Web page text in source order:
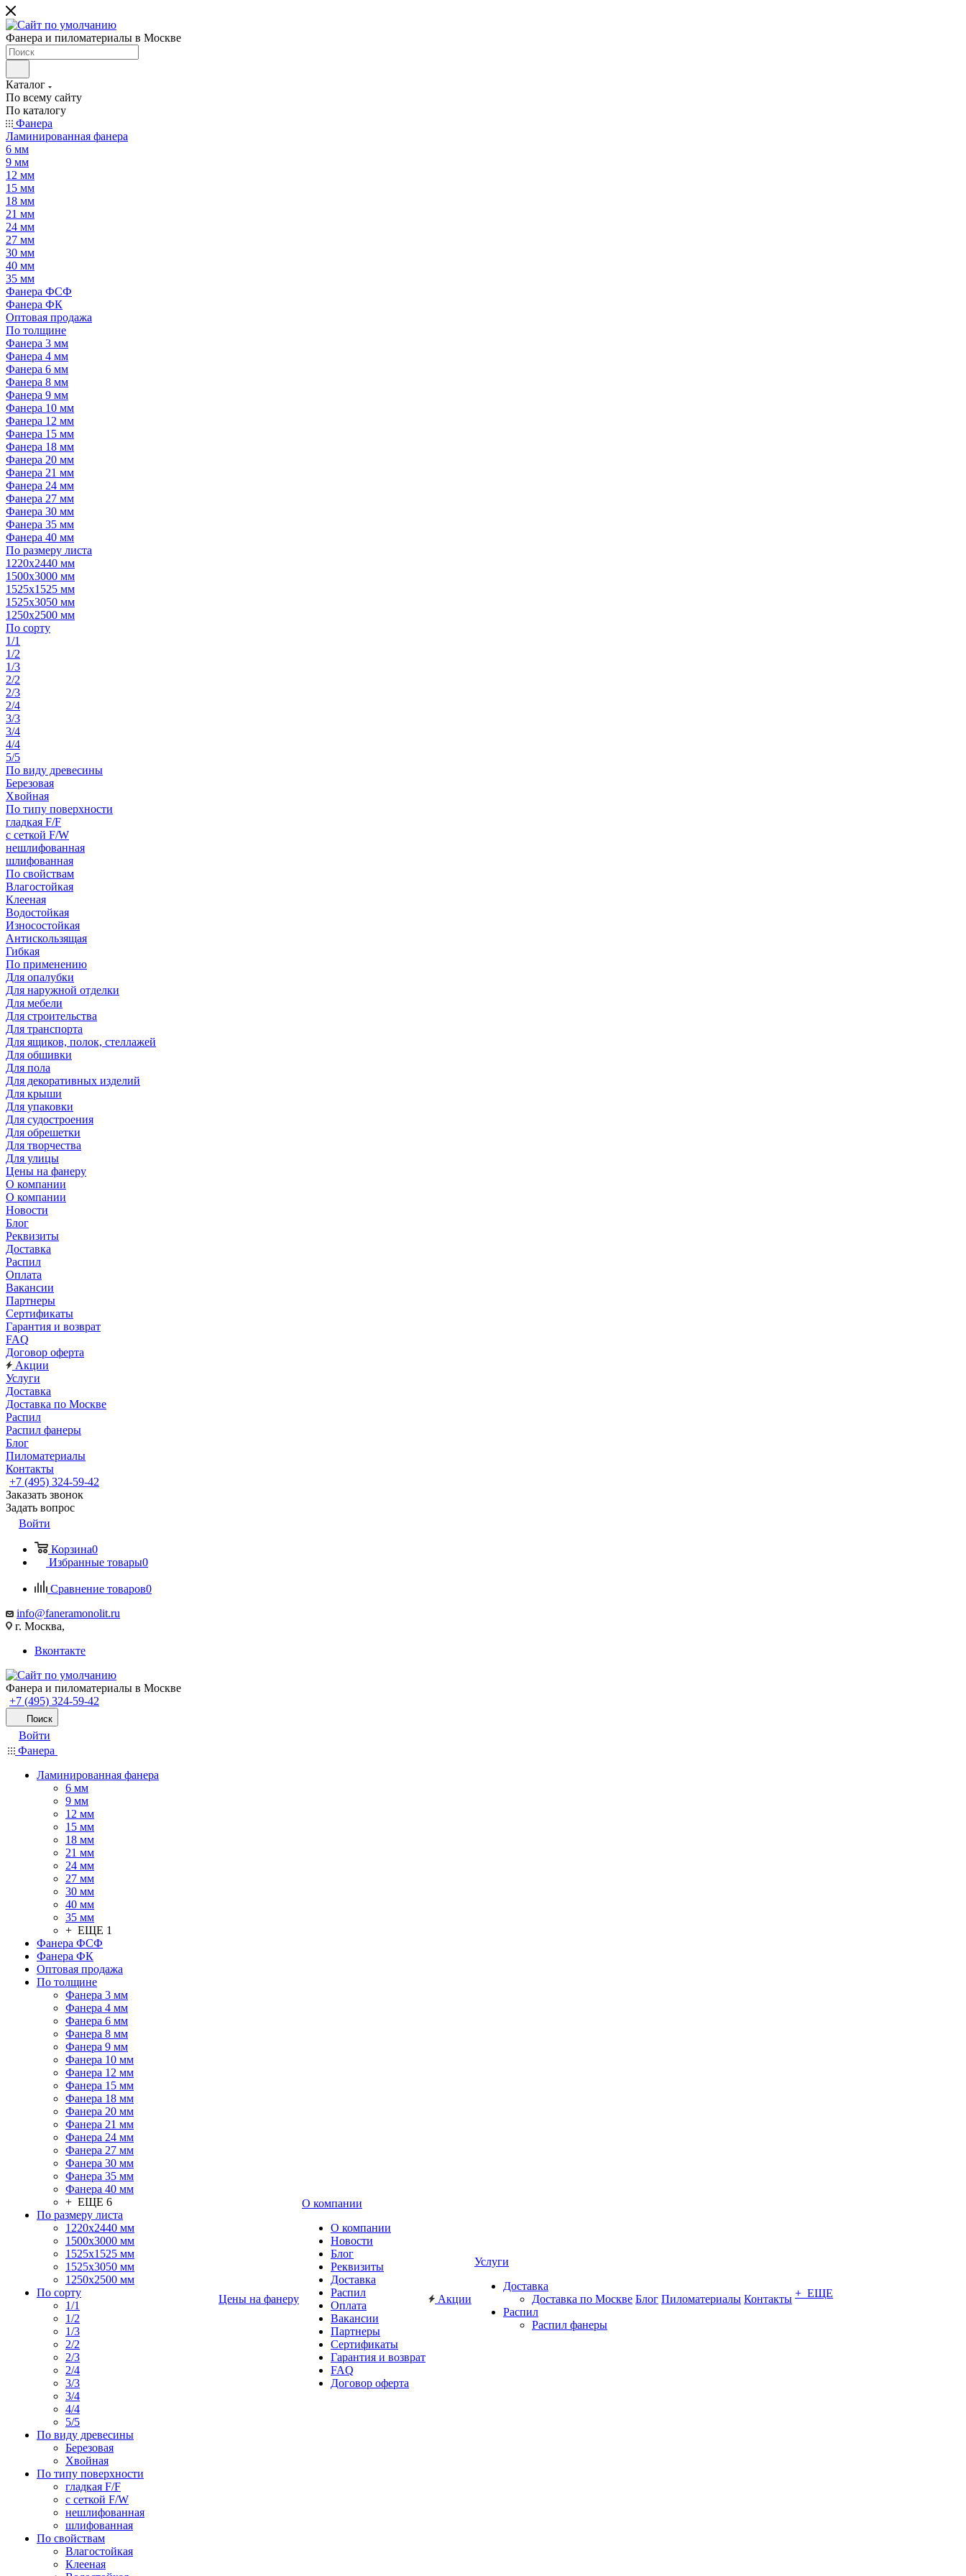
Фанера и пиломатериалы в Москве
Каталог
По всему сайту
По каталогу
Фанера
Ламинированная фанера
6 мм
9 мм
12 мм
15 мм
18 мм
21 мм
24 мм
27 мм
30 мм
40 мм
35 мм
Фанера ФСФ
Фанера ФК
Оптовая продажа
По толщине
Фанера 3 мм
Фанера 4 мм
Фанера 6 мм
Фанера 8 мм
Фанера 9 мм
Фанера 10 мм
Фанера 12 мм
Фанера 15 мм
Фанера 18 мм
Фанера 20 мм
Фанера 21 мм
Фанера 24 мм
Фанера 27 мм
Фанера 30 мм
Фанера 35 мм
Фанера 40 мм
По размеру листа
1220х2440 мм
1500х3000 мм
1525x1525 мм
1525х3050 мм
1250х2500 мм
По сорту
1/1
1/2
1/3
2/2
2/3
2/4
3/3
3/4
4/4
5/5
По виду древесины
Березовая
Хвойная
По типу поверхности
гладкая F/F
с сеткой F/W
нешлифованная
шлифованная
По свойствам
Влагостойкая
Клееная
Водостойкая
Износостойкая
Антискользящая
Гибкая
По применению
Для опалубки
Для наружной отделки
Для мебели
Для строительства
Для транспорта
Для ящиков, полок, стеллажей
Для обшивки
Для пола
Для декоративных изделий
Для крыши
Для упаковки
Для судостроения
Для обрешетки
Для творчества
Для улицы
Цены на фанеру
О компании
О компании
Новости
Блог
Реквизиты
Доставка
Распил
Оплата
Вакансии
Партнеры
Сертификаты
Гарантия и возврат
FAQ
Договор оферта
Акции
Услуги
Доставка
Доставка по Москве
Распил
Распил фанеры
Блог
Пиломатериалы
Контакты
+7 (495) 324-59-42
Заказать звонок
Задать вопрос
Войти
Корзина0
Избранные товары0
Сравнение товаров0
info@faneramonolit.ru
г. Москва,
Вконтакте
Фанера и пиломатериалы в Москве
+7 (495) 324-59-42
Поиск
Войти
Фанера
Ламинированная фанера
6 мм
9 мм
12 мм
15 мм
18 мм
21 мм
24 мм
27 мм
30 мм
40 мм
35 мм
+ ЕЩЕ 1
Фанера ФСФ
Фанера ФК
Оптовая продажа
По толщине
Фанера 3 мм
Фанера 4 мм
Фанера 6 мм
Фанера 8 мм
Фанера 9 мм
Фанера 10 мм
Фанера 12 мм
Фанера 15 мм
Фанера 18 мм
Фанера 20 мм
Фанера 21 мм
Фанера 24 мм
Фанера 27 мм
Фанера 30 мм
Фанера 35 мм
Фанера 40 мм
+ ЕЩЕ 6
По размеру листа
1220х2440 мм
1500х3000 мм
1525x1525 мм
1525х3050 мм
1250х2500 мм
По сорту
1/1
1/2
1/3
2/2
2/3
2/4
3/3
3/4
4/4
5/5
По виду древесины
Березовая
Хвойная
По типу поверхности
гладкая F/F
с сеткой F/W
нешлифованная
шлифованная
По свойствам
Влагостойкая
Клееная
Цены на фанеру
О компании
О компании
Новости
Блог
Реквизиты
Доставка
Распил
Оплата
Вакансии
Партнеры
Сертификаты
Гарантия и возврат
FAQ
Договор оферта
Акции
Услуги
Доставка
Доставка по Москве
Распил
Распил фанеры
Блог Пиломатериалы Контакты + ЕЩЕ